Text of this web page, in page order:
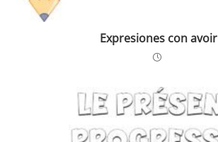
Expresiones con avoir